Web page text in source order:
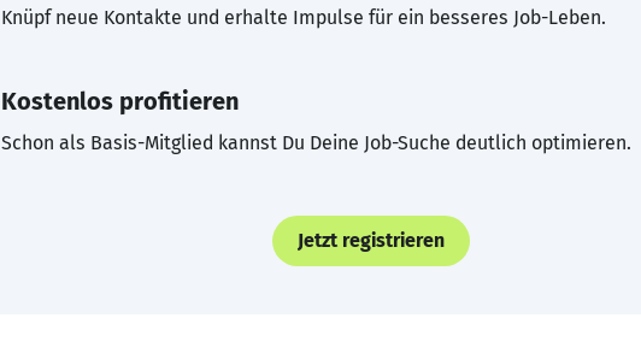
Knüpf neue Kontakte und erhalte Impulse für ein besseres Job-Leben.
Kostenlos profitieren
Schon als Basis-Mitglied kannst Du Deine Job-Suche deutlich optimieren.
Jetzt registrieren